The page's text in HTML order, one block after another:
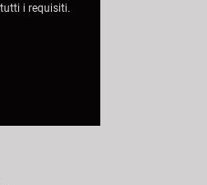
i requisiti.